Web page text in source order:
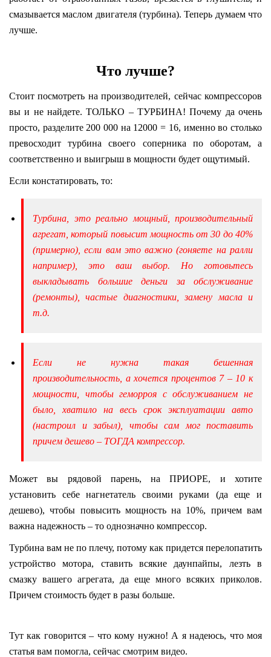
смазывается маслом двигателя (турбина). Теперь думаем что
лучше.
Что лучше?
Стоит посмотреть на производителей, сейчас компрессоров
вы и не найдете. ТОЛЬКО – ТУРБИНА! Почему да очень
просто, разделите 200 000 на 12000 = 16, именно во столько
превосходит турбина своего соперника по оборотам, а
соответственно и выигрыш в мощности будет ощутимый.
Если констатировать, то:
Турбина, это реально мощный, производительный
агрегат, который повысит мощность от 30 до 40%
(примерно), если вам это важно (гоняете на ралли
например), это ваш выбор. Но готовьтесь
выкладывать большие деньги за обслуживание
(ремонты), частые диагностики, замену масла и
т.д.
Если не нужна такая бешенная
производительность, а хочется процентов 7 – 10 к
мощности, чтобы геморроя с обслуживанием не
было, хватило на весь срок эксплуатации авто
(настроил и забыл), чтобы сам мог поставить
причем дешево – ТОГДА компрессор.
Может вы рядовой парень, на ПРИОРЕ, и хотите
установить себе нагнетатель своими руками (да еще и
дешево), чтобы повысить мощность на 10%, причем вам
важна надежность – то однозначно компрессор.
Турбина вам не по плечу, потому как придется перелопатить
устройство мотора, ставить всякие даунпайпы, лезть в
смазку вашего агрегата, да еще много всяких приколов.
Причем стоимость будет в разы больше.
Тут как говорится – что кому нужно! А я надеюсь, что моя
статья вам помогла, сейчас смотрим видео.